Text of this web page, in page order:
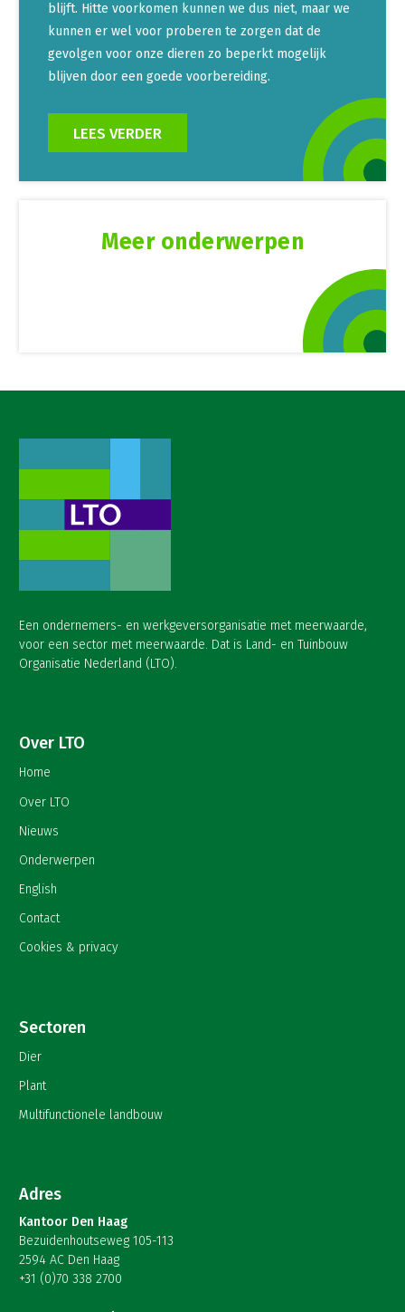
blijft. Hitte voorkomen kunnen we dus niet, maar we
kunnen er wel voor proberen te zorgen dat de
gevolgen voor onze dieren zo beperkt mogelijk
blijven door een goede voorbereiding.
LEES VERDER
Meer onderwerpen
Een ondernemers- en werkgeversorganisatie met meerwaarde,
voor een sector met meerwaarde. Dat is Land- en Tuinbouw
Organisatie Nederland (LTO).
Over LTO
Home
Over LTO
Nieuws
Onderwerpen
English
Contact
Cookies & privacy
Sectoren
Dier
Plant
Multifunctionele landbouw
Adres
Kantoor Den Haag
Bezuidenhoutseweg 105-113
2594 AC Den Haag
+31 (0)70 338 2700